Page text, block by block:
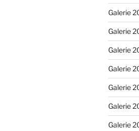
Galerie
Galerie
Galerie
Galerie
Galerie
Galerie
Galerie